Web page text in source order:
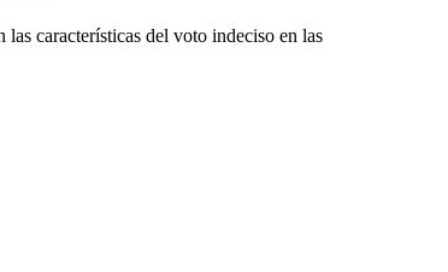
características del voto indeciso en las